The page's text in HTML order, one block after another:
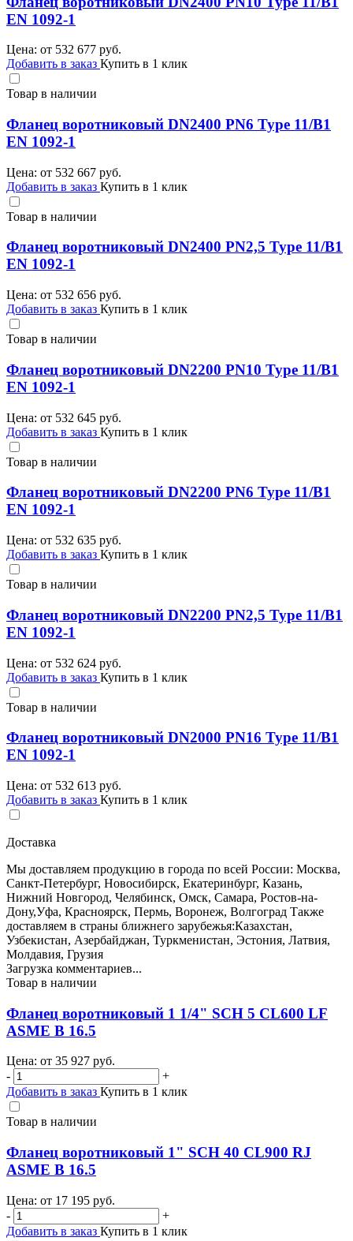
EN 1092-1
Цена: от 532 677 руб.
Добавить в заказ Купить в 1 клик
Товар в наличии
Фланец воротниковый DN2400 PN6 Type 11/B1
EN 1092-1
Цена: от 532 667 руб.
Добавить в заказ Купить в 1 клик
Товар в наличии
Фланец воротниковый DN2400 PN2,5 Type 11/B1
EN 1092-1
Цена: от 532 656 руб.
Добавить в заказ Купить в 1 клик
Товар в наличии
Фланец воротниковый DN2200 PN10 Type 11/B1
EN 1092-1
Цена: от 532 645 руб.
Добавить в заказ Купить в 1 клик
Товар в наличии
Фланец воротниковый DN2200 PN6 Type 11/B1
EN 1092-1
Цена: от 532 635 руб.
Добавить в заказ Купить в 1 клик
Товар в наличии
Фланец воротниковый DN2200 PN2,5 Type 11/B1
EN 1092-1
Цена: от 532 624 руб.
Добавить в заказ Купить в 1 клик
Товар в наличии
Фланец воротниковый DN2000 PN16 Type 11/B1
EN 1092-1
Цена: от 532 613 руб.
Добавить в заказ Купить в 1 клик
Доставка
Мы доставляем продукцию в города по всей России: Москва,
Санкт-Петербург, Новосибирск, Екатеринбург, Казань,
Нижний Новгород, Челябинск, Омск, Самара, Ростов-на-
Дону,Уфа, Красноярск, Пермь, Воронеж, Волгоград Также
доставляем в страны ближнего зарубежья:Казахстан,
Узбекистан, Азербайджан, Туркменистан, Эстония, Латвия,
Молдавия, Грузия
Загрузка комментариев...
Товар в наличии
Фланец воротниковый 1 1/4" SCH 5 CL600 LF
ASME B 16.5
Цена: от 35 927 руб.
-
+
Добавить в заказ Купить в 1 клик
Товар в наличии
Фланец воротниковый 1" SCH 40 CL900 RJ
ASME B 16.5
Цена: от 17 195 руб.
-
+
Добавить в заказ Купить в 1 клик